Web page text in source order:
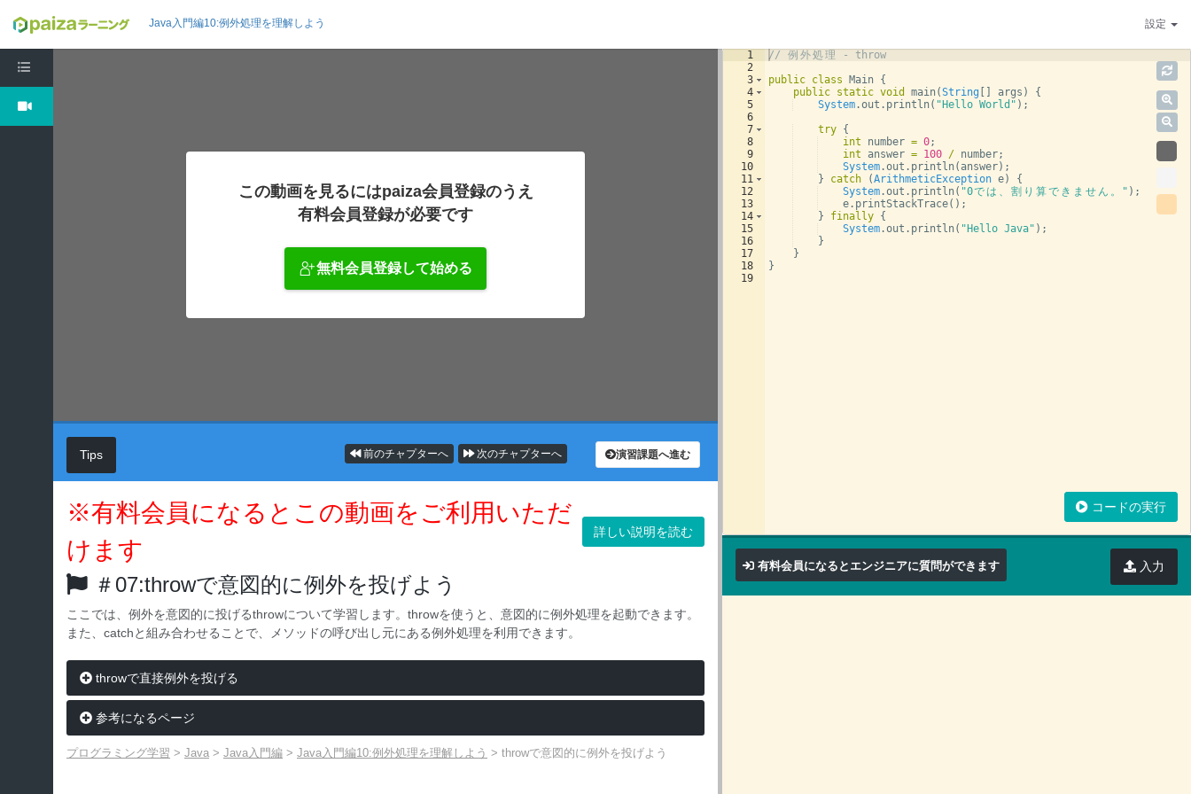
Java入門編10:例外処理を理解しよう 設定
この動画を見るにはpaiza会員登録のうえ
有料会員登録が必要です
無料会員登録して始める
Tips 演習課題へ進む
次のチャプターへ
前のチャプターへ
※有料会員になるとこの動画をご利用いただ
けます
詳しい説明を読む
＃07:throwで意図的に例外を投げよう
ここでは、例外を意図的に投げるthrowについて学習します。throwを使うと、意図的に例外処理を起動できます。
また、catchと組み合わせることで、メソッドの呼び出し元にある例外処理を利用できます。
throwで直接例外を投げる
参考になるページ
プログラミング学習 > Java > Java入門編 > Java入門編10:例外処理を理解しよう > throwで意図的に例外を投げよう
1
2
3
4
5
6
7
8
9
10
11
12
13
14
15
16
17
18
19
// 例 外処理
- throw
public class Main {
public static void main(String args )
{
System.out . println( "Hello World" ) ;
try {
int
number = 0;
int
answer = 100 / number;
System.out . println( answer) ;
}
catch (ArithmeticException e)
{
System.out . println( "0では 、 割 り 算で き ま せ ん 。 " ) ;
e. printStackTrace( ) ;
}
finally {
System.out . println( "Hello Java" ) ;
}
}
}
コードの実行
有料会員になるとエンジニアに質問ができます 入力